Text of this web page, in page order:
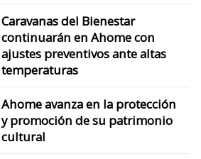
Caravanas del Bienestar
continuarán en Ahome con
ajustes preventivos ante altas
temperaturas
Ahome avanza en la protección
y promoción de su patrimonio
cultural